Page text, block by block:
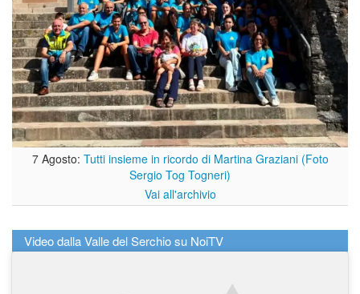
7 Agosto: Tutti insieme in ricordo di Martina Graziani (Foto
Sergio Tog Togneri)
Vai all'archivio
Video dalla Valle del Serchio su NoiTV